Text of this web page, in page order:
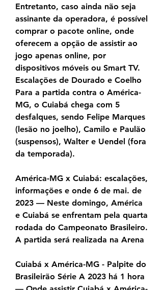
Entretanto, caso ainda não seja
assinante da operadora, é possível
comprar o pacote online, onde
oferecem a opção de assistir ao
jogo apenas online, por
dispositivos móveis ou Smart TV.
Escalações de Dourado e Coelho
Para a partida contra o América-
MG, o Cuiabá chega com 5
desfalques, sendo Felipe Marques
(lesão no joelho), Camilo e Paulão
(suspensos), Walter e Uendel (fora
da temporada).
América-MG x Cuiabá: escalações,
informações e onde 6 de mai. de
2023 — Neste domingo, América
e Cuiabá se enfrentam pela quarta
rodada do Campeonato Brasileiro.
A partida será realizada na Arena
Cuiabá x América-MG - Palpite do
Brasileirão Série A 2023 há 1 hora